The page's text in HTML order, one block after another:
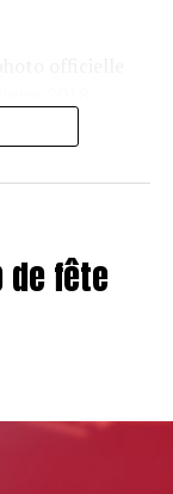
de fête